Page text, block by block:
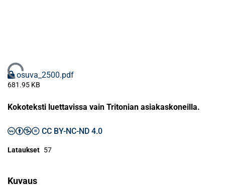
Ladataan...osuva_2500.pdf
681.95 KB
Kokoteksti luettavissa vain Tritonian asiakaskoneilla.
CC BY-NC-ND 4.0
Lataukset 57
Kuvaus